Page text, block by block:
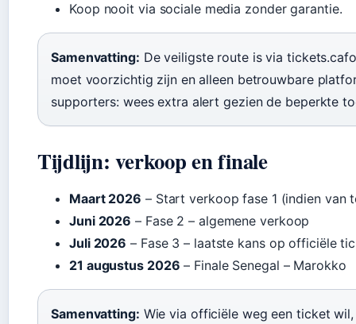
Koop nooit via sociale media zonder garantie.
Samenvatting: De veiligste route is via
moet voorzichtig zijn en alleen betrouwbare
supporters: wees extra alert gezien de beperkte
Tijdlijn: verkoop en finale
Maart 2026 – Start verkoop fase 1 (indien van
Juni 2026 – Fase 2 – algemene verkoop
Juli 2026 – Fase 3 – laatste kans op officiële
21 augustus 2026 – Finale Senegal – Marokko
Samenvatting: Wie via officiële weg een ticket